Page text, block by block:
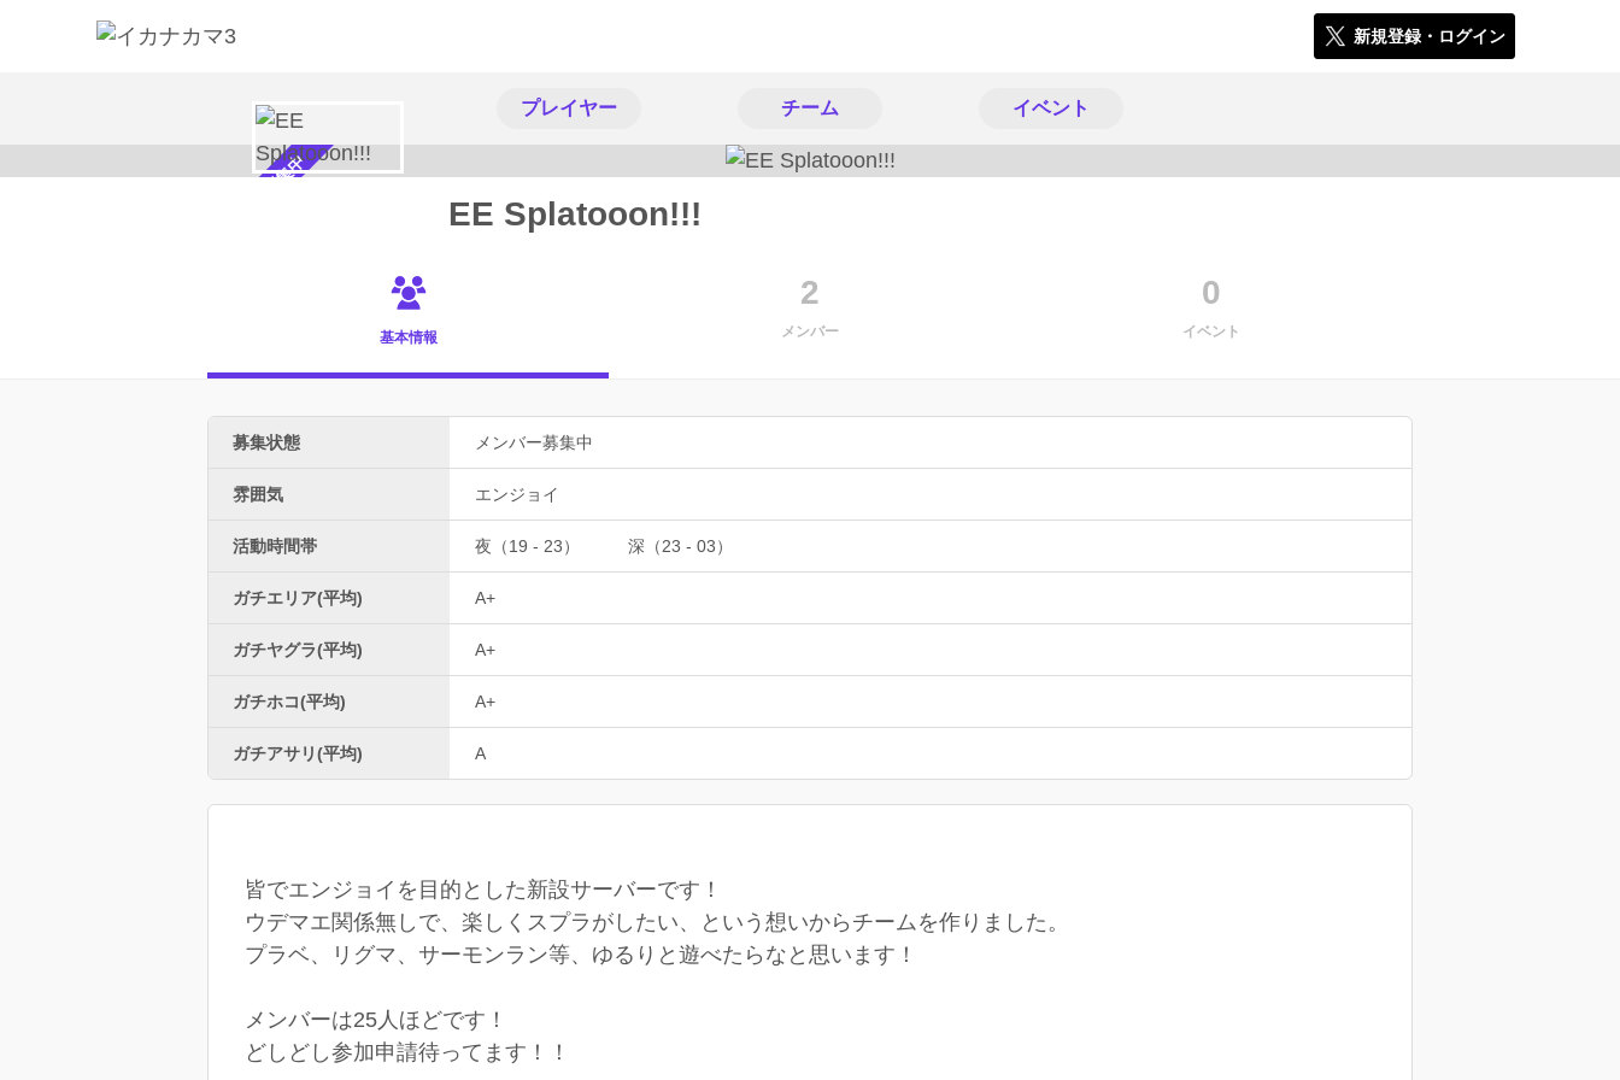
新規登録・ログイン
プレイヤー チーム イベント
メンバー募集中 EE Splatooon!!!
基本情報
2
メンバー
0
イベント
募集状態 メンバー募集中
雰囲気 エンジョイ
活動時間帯 夜（19 - 23） 深（23 - 03）
ガチエリア(平均) A+
ガチヤグラ(平均) A+
ガチホコ(平均) A+
ガチアサリ(平均) A
皆でエンジョイを目的とした新設サーバーです！
ウデマエ関係無しで、楽しくスプラがしたい、という想いからチームを作りました。
プラベ、リグマ、サーモンラン等、ゆるりと遊べたらなと思います！
メンバーは25人ほどです！
どしどし参加申請待ってます！！